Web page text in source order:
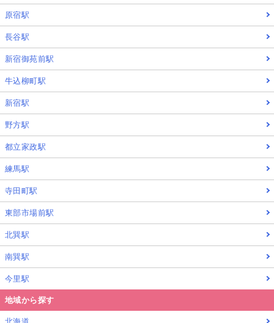
原宿駅
長谷駅
新宿御苑前駅
牛込柳町駅
新宿駅
野方駅
都立家政駅
練馬駅
寺田町駅
東部市場前駅
北巽駅
南巽駅
今里駅
地域から探す
北海道